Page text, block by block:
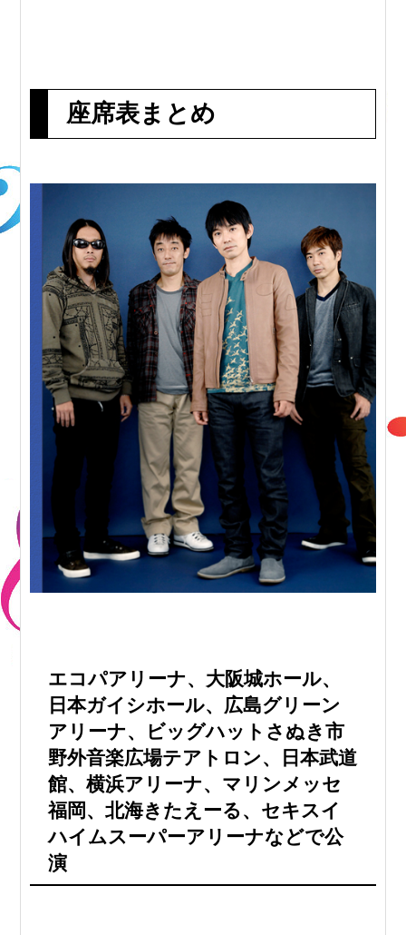
座席表まとめ
エコパアリーナ、大阪城ホール、
日本ガイシホール、広島グリーン
アリーナ、ビッグハットさぬき市
野外音楽広場テアトロン、日本武道
館、横浜アリーナ、マリンメッセ
福岡、北海きたえーる、セキスイ
ハイムスーパーアリーナなどで公
演